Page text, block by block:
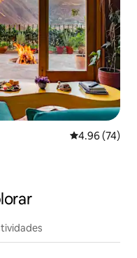
Calificación
4.96 (74)